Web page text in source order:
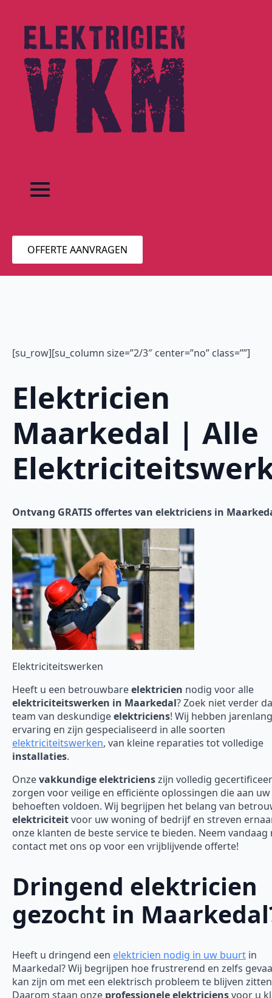
OFFERTE AANVRAGEN
[su_row][su_column size=”2/3″ center=”no” class=””]
Elektricien
Maarkedal | Alle
Ontvang GRATIS offertes van elektriciens in
Elektriciteitswerken
Heeft u een betrouwbareelektricien nodig voor alle
elektriciteitswerken in Maarkedal? Zoek niet verder
team van deskundigeelektriciens! Wij hebben
ervaring en zijn gespecialiseerd in alle soorten
elektriciteitswerken, van kleine reparaties tot volledige
installaties.
Onzevakkundige elektricienszijn volledig
zorgen voor veilige en efficiënte oplossingen die aan uw
behoeften voldoen. Wij begrijpen het belang van
elektriciteitvoor uw woning of bedrijf en streven
onze klanten de beste service te bieden. Neem vandaag
contact met ons op voor een vrijblijvende offerte!
Dringend elektricien
gezocht in
Heeft u dringend een elektricien nodig in uw buurt in
Maarkedal? Wij begrijpen hoe frustrerend en zelfs
kan zijn om met een elektrisch probleem te blijven
Daarom staan onze professionele elektriciensvoor u